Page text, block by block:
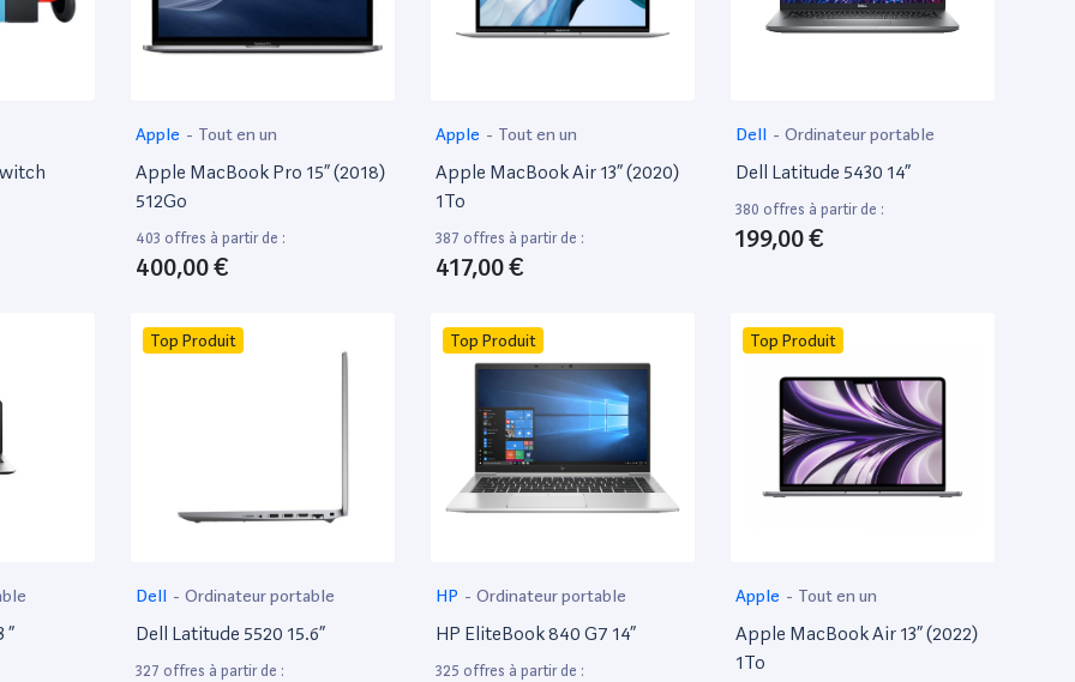
Apple - Tout en un
Apple MacBook Pro 15” (2018)
512Go
403 offres à partir de :
400,00 €
Apple - Tout en un
Apple MacBook Air 13” (2020)
1To
387 offres à partir de :
417,00 €
Dell - Ordinateur portable
Dell Latitude 5430 14”
380 offres à partir de :
199,00 €
”
Top Produit
Dell - Ordinateur portable
Dell Latitude 5520 15.6”
327 offres à partir de :
Top Produit
HP - Ordinateur portable
HP EliteBook 840 G7 14”
325 offres à partir de :
Top Produit
Apple - Tout en un
Apple MacBook Air 13” (2022)
1To